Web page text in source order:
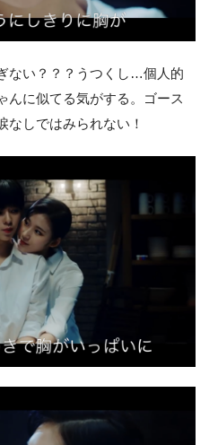
ない？？？うつくし…個人的
んに似てる気がする。ゴース
しではみられない！